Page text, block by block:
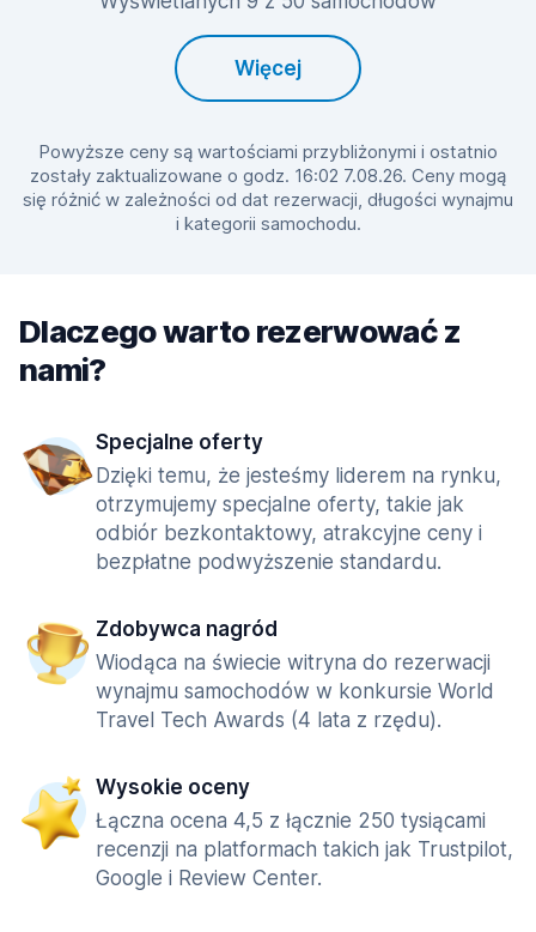
Więcej
Powyższe ceny są wartościami przybliżonymi i ostatnio
zostały zaktualizowane o godz. 16:02 7.08.26. Ceny mogą
się różnić w zależności od dat rezerwacji, długości wynajmu
i kategorii samochodu.
Dlaczego warto rezerwować z
nami?
Specjalne oferty
Dzięki temu, że jesteśmy liderem na rynku,
otrzymujemy specjalne oferty, takie jak
odbiór bezkontaktowy, atrakcyjne ceny i
bezpłatne podwyższenie standardu.
Zdobywca nagród
Wiodąca na świecie witryna do rezerwacji
wynajmu samochodów w konkursie World
Travel Tech Awards (4 lata z rzędu).
Wysokie oceny
Łączna ocena 4,5 z łącznie 250 tysiącami
recenzji na platformach takich jak Trustpilot,
Google i Review Center.